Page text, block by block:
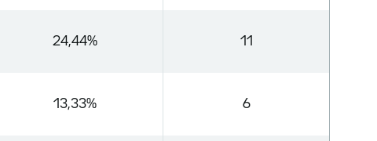
24,44% 11
13,33% 6